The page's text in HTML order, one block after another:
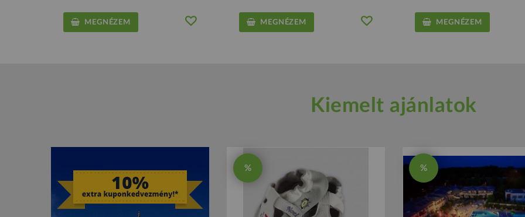
MEGNÉZEM MEGNÉZEM MEGNÉZEM
Kiemelt ajánlatok
% %